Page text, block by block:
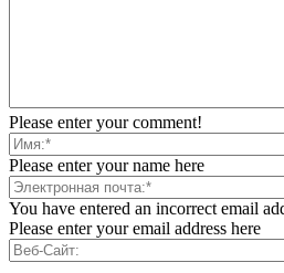
Please enter your comment!
Please enter your name here
You have entered an incorrect email
Please enter your email address here